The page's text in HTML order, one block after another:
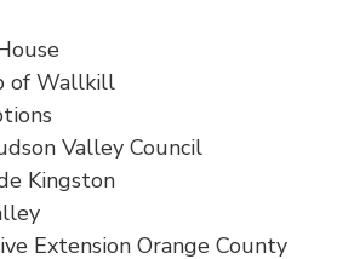
of Wallkill
Valley Council
Kingston
Extension Orange County